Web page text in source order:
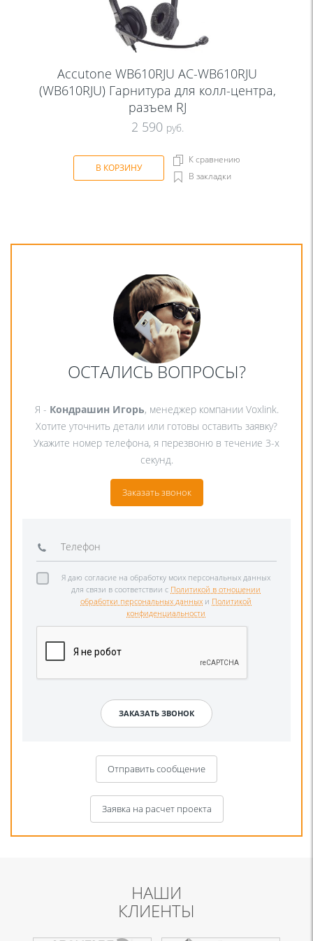
Accutone WB610RJU AC-WB610RJU
(WB610RJU) Гарнитура для колл-центра,
разъем RJ
2 590 руб.
В КОРЗИНУ
К сравнению
В закладки
ОСТАЛИСЬ ВОПРОСЫ?
Я - Кондрашин Игорь, менеджер компании Voxlink.
Хотите уточнить детали или готовы оставить заявку?
Укажите номер телефона, я перезвоню в течение 3-х
секунд.
Заказать звонок
Я даю согласие на обработку моих персональных данных
для связи в соответствии с Политикой в отношении
обработки персональных данных и Политикой
конфиденциальности
Отправить сообщение
Заявка на расчет проекта
НАШИ
КЛИЕНТЫ